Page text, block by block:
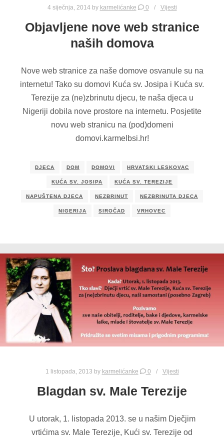
4 siječnja, 2014by karmelićanke 0 Vijesti
Objavljene nove web stranice
naših domova
Nove web stranice za naše domove osvanule su na
internetu! Tako su domovi Kuća sv. Josipa i Kuća sv.
Terezije za (ne)zbrinutu djecu, te naša djeca u
Nigeriji dobila nove prostore na internetu. Posjetite
novu web stranicu na (pod)domeni
domovi.karmelbsi.hr!
DJECA DOM DOMOVI HRVATSKI LESKOVAC
KUĆA SV. JOSIPA KUĆA SV. TEREZIJE
NAPUŠTENA DJECA NEZBRINUT NEZBRINUTA DJECA
NIGERIJA SIROČAD VRHOVEC
1 listopada, 2013 by karmelićanke 0 Vijesti
Blagdan sv. Male Terezije
U utorak, 1. listopada 2013. se u našim Dječjim
vrtićima sv. Male Terezije, Kući sv. Terezije od